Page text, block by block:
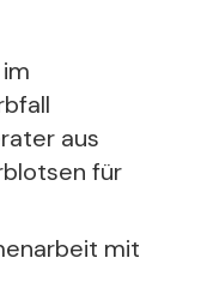
aus
für
mit